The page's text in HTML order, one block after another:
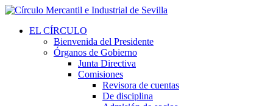
EL CÍRCULO
Bienvenida del Presidente
Órganos de Gobierno
Junta Directiva
Comisiones
Revisora de cuentas
De disciplina